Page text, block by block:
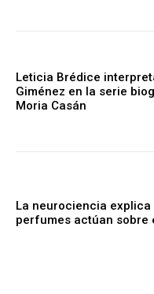
Leticia Brédice
Giménez en la serie
Moria Casán
La neurociencia explica
perfumes actúan sobre